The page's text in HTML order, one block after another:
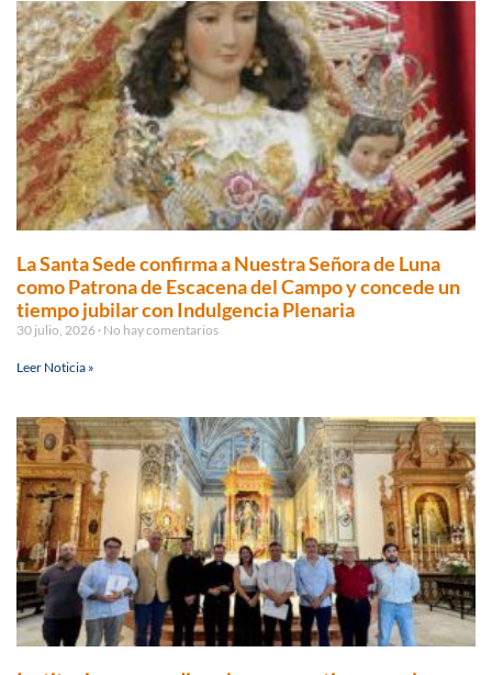
La Santa Sede confirma a Nuestra Señora de Luna
como Patrona de Escacena del Campo y concede un
tiempo jubilar con Indulgencia Plenaria
30 julio, 2026 No hay comentarios
Leer Noticia »